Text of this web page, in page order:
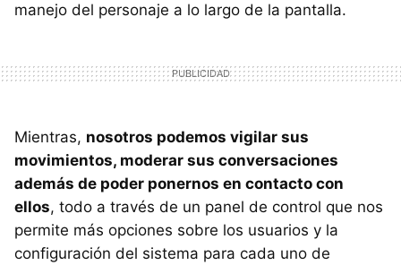
manejo del personaje a lo largo de la pantalla.
Mientras, nosotros podemos vigilar sus
movimientos, moderar sus conversaciones
además de poder ponernos en contacto con
ellos, todo a través de un panel de control que nos
permite más opciones sobre los usuarios y la
configuración del sistema para cada uno de